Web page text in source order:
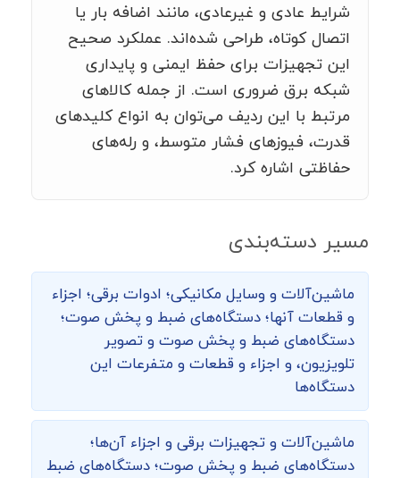
شرایط عادی و غیرعادی، مانند اضافه بار یا
اتصال کوتاه، طراحی شده‌اند. عملکرد صحیح
این تجهیزات برای حفظ ایمنی و پایداری
شبکه برق ضروری است. از جمله کالاهای
مرتبط با این ردیف می‌توان به انواع کلیدهای
قدرت، فیوزهای فشار متوسط، و رله‌های
حفاظتی اشاره کرد.
مسیر دسته‌بندی
ماشین‌‌آلات و وسایل مکانیکی؛ ادوات برقی؛ اجزاء
و قطعات آنها؛ دستگاه‌های ضبط و پخش صوت؛
دستگاه‌های ضبط و پخش صوت و تصویر
تلویزیون، و اجزاء و قطعات و متفرعات این
دستگاه‌ها
ماشین‌آلات و تجهیزات برقی و اجزاء آن‌ها؛
دستگاه‌های ضبط و پخش صوت؛ دستگاه‌های ضبط